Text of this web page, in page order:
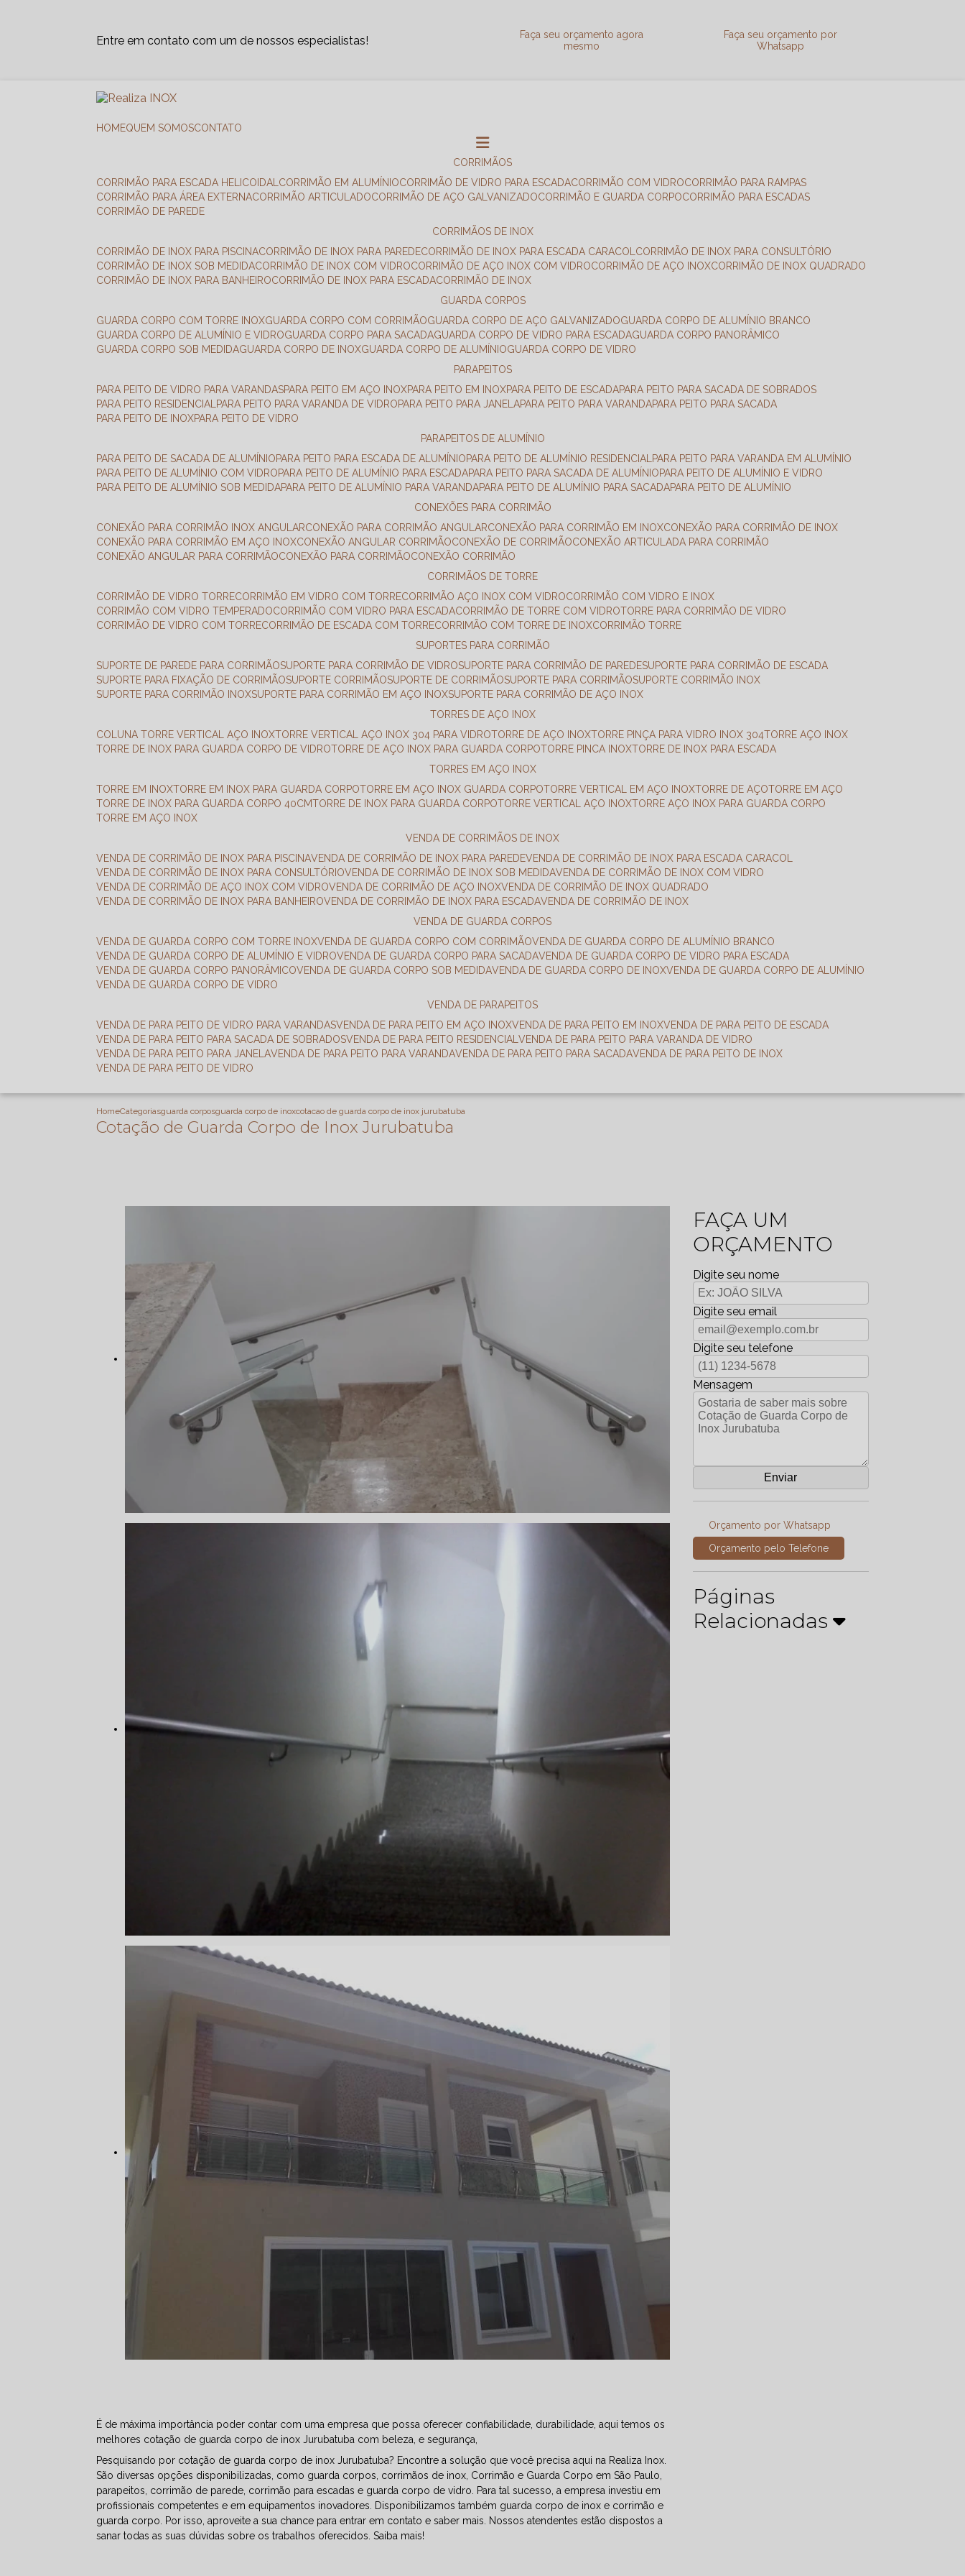
Entre em contato com um de nossos especialistas!
Faça seu orçamento agora
mesmo
Faça seu orçamento por
Whatsapp
HOME QUEM SOMOS CONTATO
CORRIMÃOS
CORRIMÃO PARA ESCADA HELICOIDAL
CORRIMÃO EM ALUMÍNIO CORRIMÃO DE VIDRO PARA ESCADA CORRIMÃO COM VIDRO
CORRIMÃO PARA RAMPAS
CORRIMÃO PARA ÁREA EXTERNA
CORRIMÃO ARTICULADO CORRIMÃO DE AÇO GALVANIZADO CORRIMÃO E GUARDA CORPO
CORRIMÃO PARA ESCADAS
CORRIMÃO DE PAREDE
CORRIMÃOS DE INOX
CORRIMÃO DE INOX PARA PISCINA
CORRIMÃO DE INOX PARA PAREDE CORRIMÃO DE INOX PARA ESCADA CARACOL
CORRIMÃO DE INOX PARA CONSULTÓRIO
CORRIMÃO DE INOX SOB MEDIDA
CORRIMÃO DE INOX COM VIDRO CORRIMÃO DE AÇO INOX COM VIDRO CORRIMÃO DE AÇO INOX
CORRIMÃO DE INOX QUADRADO
CORRIMÃO DE INOX PARA BANHEIRO
CORRIMÃO DE INOX PARA ESCADA
CORRIMÃO DE INOX
GUARDA CORPOS
GUARDA CORPO COM TORRE INOX
GUARDA CORPO COM CORRIMÃO GUARDA CORPO DE AÇO GALVANIZADO
GUARDA CORPO DE ALUMÍNIO BRANCO
GUARDA CORPO DE ALUMÍNIO E VIDRO
GUARDA CORPO PARA SACADA GUARDA CORPO DE VIDRO PARA ESCADA
GUARDA CORPO PANORÂMICO
GUARDA CORPO SOB MEDIDA
GUARDA CORPO DE INOX GUARDA CORPO DE ALUMÍNIO
GUARDA CORPO DE VIDRO
PARAPEITOS
PARA PEITO DE VIDRO PARA VARANDAS PARA PEITO EM AÇO INOX PARA PEITO EM INOX PARA PEITO DE ESCADA PARA PEITO PARA SACADA DE SOBRADOS
PARA PEITO RESIDENCIAL
PARA PEITO PARA VARANDA DE VIDRO PARA PEITO PARA JANELA PARA PEITO PARA VARANDA PARA PEITO PARA SACADA
PARA PEITO DE INOX PARA PEITO DE VIDRO
PARAPEITOS DE ALUMÍNIO
PARA PEITO DE SACADA DE ALUMÍNIO PARA PEITO PARA ESCADA DE ALUMÍNIO PARA PEITO DE ALUMÍNIO RESIDENCIAL
PARA PEITO PARA VARANDA EM ALUMÍNIO
PARA PEITO DE ALUMÍNIO COM VIDRO PARA PEITO DE ALUMÍNIO PARA ESCADA PARA PEITO PARA SACADA DE ALUMÍNIO PARA PEITO DE ALUMÍNIO E VIDRO
PARA PEITO DE ALUMÍNIO SOB MEDIDA PARA PEITO DE ALUMÍNIO PARA VARANDA PARA PEITO DE ALUMÍNIO PARA SACADA PARA PEITO DE ALUMÍNIO
CONEXÕES PARA CORRIMÃO
CONEXÃO PARA CORRIMÃO INOX ANGULAR
CONEXÃO PARA CORRIMÃO ANGULAR CONEXÃO PARA CORRIMÃO EM INOX
CONEXÃO PARA CORRIMÃO DE INOX
CONEXÃO PARA CORRIMÃO EM AÇO INOX
CONEXÃO ANGULAR CORRIMÃO CONEXÃO DE CORRIMÃO
CONEXÃO ARTICULADA PARA CORRIMÃO
CONEXÃO ANGULAR PARA CORRIMÃO
CONEXÃO PARA CORRIMÃO
CONEXÃO CORRIMÃO
CORRIMÃOS DE TORRE
CORRIMÃO DE VIDRO TORRE
CORRIMÃO EM VIDRO COM TORRE CORRIMÃO AÇO INOX COM VIDRO
CORRIMÃO COM VIDRO E INOX
CORRIMÃO COM VIDRO TEMPERADO
CORRIMÃO COM VIDRO PARA ESCADA CORRIMÃO DE TORRE COM VIDRO TORRE PARA CORRIMÃO DE VIDRO
CORRIMÃO DE VIDRO COM TORRE
CORRIMÃO DE ESCADA COM TORRE CORRIMÃO COM TORRE DE INOX
CORRIMÃO TORRE
SUPORTES PARA CORRIMÃO
SUPORTE DE PAREDE PARA CORRIMÃO
SUPORTE PARA CORRIMÃO DE VIDRO SUPORTE PARA CORRIMÃO DE PAREDE SUPORTE PARA CORRIMÃO DE ESCADA
SUPORTE PARA FIXAÇÃO DE CORRIMÃO
SUPORTE CORRIMÃO SUPORTE DE CORRIMÃO SUPORTE PARA CORRIMÃO
SUPORTE CORRIMÃO INOX
SUPORTE PARA CORRIMÃO INOX SUPORTE PARA CORRIMÃO EM AÇO INOX SUPORTE PARA CORRIMÃO DE AÇO INOX
TORRES DE AÇO INOX
COLUNA TORRE VERTICAL AÇO INOX TORRE VERTICAL AÇO INOX 304 PARA VIDRO TORRE DE AÇO INOX TORRE PINÇA PARA VIDRO INOX 304 TORRE AÇO INOX
TORRE DE INOX PARA GUARDA CORPO DE VIDRO TORRE DE AÇO INOX PARA GUARDA CORPO TORRE PINCA INOX TORRE DE INOX PARA ESCADA
TORRES EM AÇO INOX
TORRE EM INOX TORRE EM INOX PARA GUARDA CORPO TORRE EM AÇO INOX GUARDA CORPO TORRE VERTICAL EM AÇO INOX TORRE DE AÇO TORRE EM AÇO
TORRE DE INOX PARA GUARDA CORPO 40CM TORRE DE INOX PARA GUARDA CORPO TORRE VERTICAL AÇO INOX TORRE AÇO INOX PARA GUARDA CORPO
TORRE EM AÇO INOX
VENDA DE CORRIMÃOS DE INOX
VENDA DE CORRIMÃO DE INOX PARA PISCINA
VENDA DE CORRIMÃO DE INOX PARA PAREDE
VENDA DE CORRIMÃO DE INOX PARA ESCADA CARACOL
VENDA DE CORRIMÃO DE INOX PARA CONSULTÓRIO
VENDA DE CORRIMÃO DE INOX SOB MEDIDA
VENDA DE CORRIMÃO DE INOX COM VIDRO
VENDA DE CORRIMÃO DE AÇO INOX COM VIDRO
VENDA DE CORRIMÃO DE AÇO INOX
VENDA DE CORRIMÃO DE INOX QUADRADO
VENDA DE CORRIMÃO DE INOX PARA BANHEIRO
VENDA DE CORRIMÃO DE INOX PARA ESCADA
VENDA DE CORRIMÃO DE INOX
VENDA DE GUARDA CORPOS
VENDA DE GUARDA CORPO COM TORRE INOX
VENDA DE GUARDA CORPO COM CORRIMÃO
VENDA DE GUARDA CORPO DE ALUMÍNIO BRANCO
VENDA DE GUARDA CORPO DE ALUMÍNIO E VIDRO
VENDA DE GUARDA CORPO PARA SACADA
VENDA DE GUARDA CORPO DE VIDRO PARA ESCADA
VENDA DE GUARDA CORPO PANORÂMICO
VENDA DE GUARDA CORPO SOB MEDIDA VENDA DE GUARDA CORPO DE INOX
VENDA DE GUARDA CORPO DE ALUMÍNIO
VENDA DE GUARDA CORPO DE VIDRO
VENDA DE PARAPEITOS
VENDA DE PARA PEITO DE VIDRO PARA VARANDAS
VENDA DE PARA PEITO EM AÇO INOX VENDA DE PARA PEITO EM INOX
VENDA DE PARA PEITO DE ESCADA
VENDA DE PARA PEITO PARA SACADA DE SOBRADOS
VENDA DE PARA PEITO RESIDENCIAL
VENDA DE PARA PEITO PARA VARANDA DE VIDRO
VENDA DE PARA PEITO PARA JANELA
VENDA DE PARA PEITO PARA VARANDA VENDA DE PARA PEITO PARA SACADA
VENDA DE PARA PEITO DE INOX
VENDA DE PARA PEITO DE VIDRO
HomeCategoriasguarda corposguarda corpo de inoxcotacao de guarda corpo de inox jurubatuba
Cotação de Guarda Corpo de Inox Jurubatuba
É de máxima importância poder contar com uma empresa que possa oferecer confiabilidade, durabilidade, aqui temos os
melhores cotação de guarda corpo de inox Jurubatuba com beleza, e segurança,
Pesquisando por cotação de guarda corpo de inox Jurubatuba? Encontre a solução que você precisa aqui na Realiza Inox.
São diversas opções disponibilizadas, como guarda corpos, corrimãos de inox, Corrimão e Guarda Corpo em São Paulo,
parapeitos, corrimão de parede, corrimão para escadas e guarda corpo de vidro. Para tal sucesso, a empresa investiu em
profissionais competentes e em equipamentos inovadores. Disponibilizamos também guarda corpo de inox e corrimão e
guarda corpo. Por isso, aproveite a sua chance para entrar em contato e saber mais. Nossos atendentes estão dispostos a
sanar todas as suas dúvidas sobre os trabalhos oferecidos. Saiba mais!
FAÇA UM
ORÇAMENTO
Digite seu nome
Digite seu email
Digite seu telefone
Mensagem
Orçamento por Whatsapp
Orçamento pelo Telefone
Páginas
Relacionadas